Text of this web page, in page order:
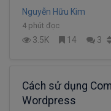
Nguyễn Hữu Kim
4 phút đọc
3.5K 14 3
Cách sử dụng
Wordpress